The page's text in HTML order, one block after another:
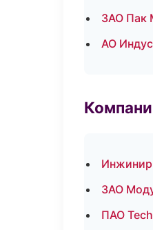
ЗАО Пак
АО
ЗАО
ПАО